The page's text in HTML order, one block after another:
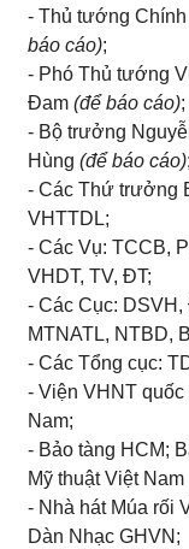
- Thủ tướng
báo cáo);
- Phó Thủ tướng
Đam(để báo cáo);
- Bộ trưởng
Hùng(để báo cáo);
- Các Thứ trưởng
VHTTDL;
- Các Vụ: TCCB,
VHDT, TV, ĐT;
- Các Cục: DSVH,
MTNATL, NTBD,
- Các Tổng cục:
- Viện VHNT quốc
Nam;
- Bảo tàng HCM;
Mỹ thuật Việt Nam
- Nhà hát Múa rối
Dàn Nhạc GHVN;